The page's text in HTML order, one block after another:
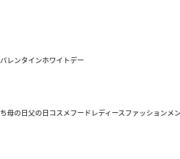
バレンタインホワイトデー
母の日父の日 コスメフードレディースファッションメ